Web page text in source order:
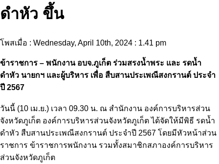
ดำหัว ขึ้น
โพสเมื่อ : Wednesday, April 10th, 2024 : 1.41 pm
ข้าราชการ – พนักงาน อบจ.ภูเก็ต ร่วมสรงน้ำพระ และ รดน้ำ
ดำหัว นายกฯ และผู้บริหาร เพื่อ สืบสานประเพณีสงกรานต์ ประจำ
ปี 2567
วันนี้ (10 เม.ย.) เวลา 09.30 น. ณ สำนักงาน องค์การบริหารส่วน
จังหวัดภูเก็ต องค์การบริหารส่วนจังหวัดภูเก็ต ได้จัดให้มีพิธี รดน้ำ
ดำหัว สืบสานประเพณีสงกรานต์ ประจำปี 2567 โดยมีหัวหน้าส่วน
ราชการ ข้าราชการพนักงาน รวมทั้งสมาชิกสภาองค์การบริหาร
ส่วนจังหวัดภูเก็ต